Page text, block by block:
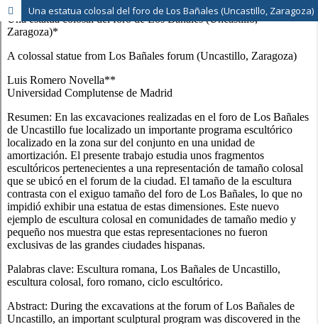
Una estatua colosal del foro de Los Bañales (Uncastillo, Zaragoza)